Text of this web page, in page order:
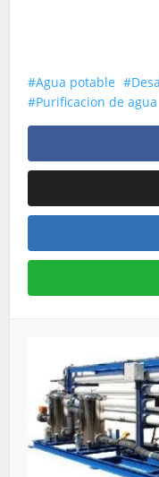
Agua potable
Purificacion de agua